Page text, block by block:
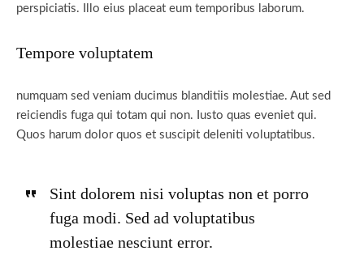
perspiciatis. Illo eius placeat eum temporibus laborum.
Tempore voluptatem
numquam sed veniam ducimus blanditiis molestiae. Aut sed
reiciendis fuga qui totam qui non. Iusto quas eveniet qui.
Quos harum dolor quos et suscipit deleniti voluptatibus.
Sint dolorem nisi voluptas non et porro
fuga modi. Sed ad voluptatibus
molestiae nesciunt error.